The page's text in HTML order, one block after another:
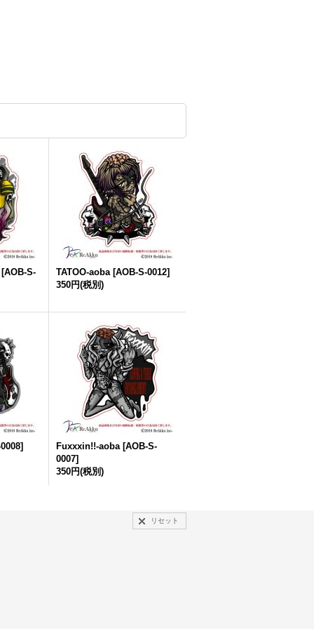
[AOB-S- TATOO-aoba [AOB-S-0012]
350円(税別)
] Fuxxxin!!-aoba [AOB-S-
0007]
350円(税別)
リセット